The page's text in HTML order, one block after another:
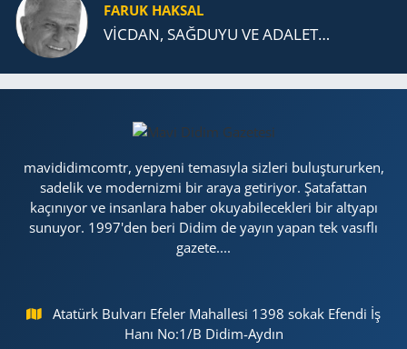
FARUK HAKSAL
VİCDAN, SAĞ­DU­YU VE ADA­LET…
mavididimcomtr, yepyeni temasıyla sizleri buluştururken,
sadelik ve modernizmi bir araya getiriyor. Şatafattan
kaçınıyor ve insanlara haber okuyabilecekleri bir altyapı
sunuyor. 1997'den beri Didim de yayın yapan tek vasıflı
gazete....
Atatürk Bulvarı Efeler Mahallesi 1398 sokak Efendi İş
Hanı No:1/B Didim-Aydın